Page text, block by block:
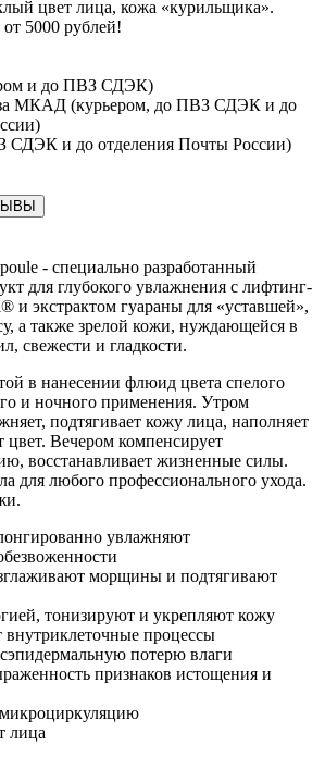
цвет лица, кожа «курильщика».
от 5000 рублей!
и до ПВЗ СДЭК)
за МКАД (курьером, до ПВЗ СДЭК и до
СДЭК и до отделения Почты России)
- cпециально разработанный
для глубокого увлажнения с лифтинг-
и экстрактом гуараны для «уставшей»,
а также зрелой кожи, нуждающейся в
свежести и гладкости.
в нанесении флюид цвета спелого
и ночного применения. Утром
подтягивает кожу лица, наполняет
цвет. Вечером компенсирует
восстанавливает жизненные силы.
для любого профессионального ухода.
увлажняют
морщины и подтягивают
тонизируют и укрепляют кожу
процессы
потерю влаги
признаков истощения и
лица